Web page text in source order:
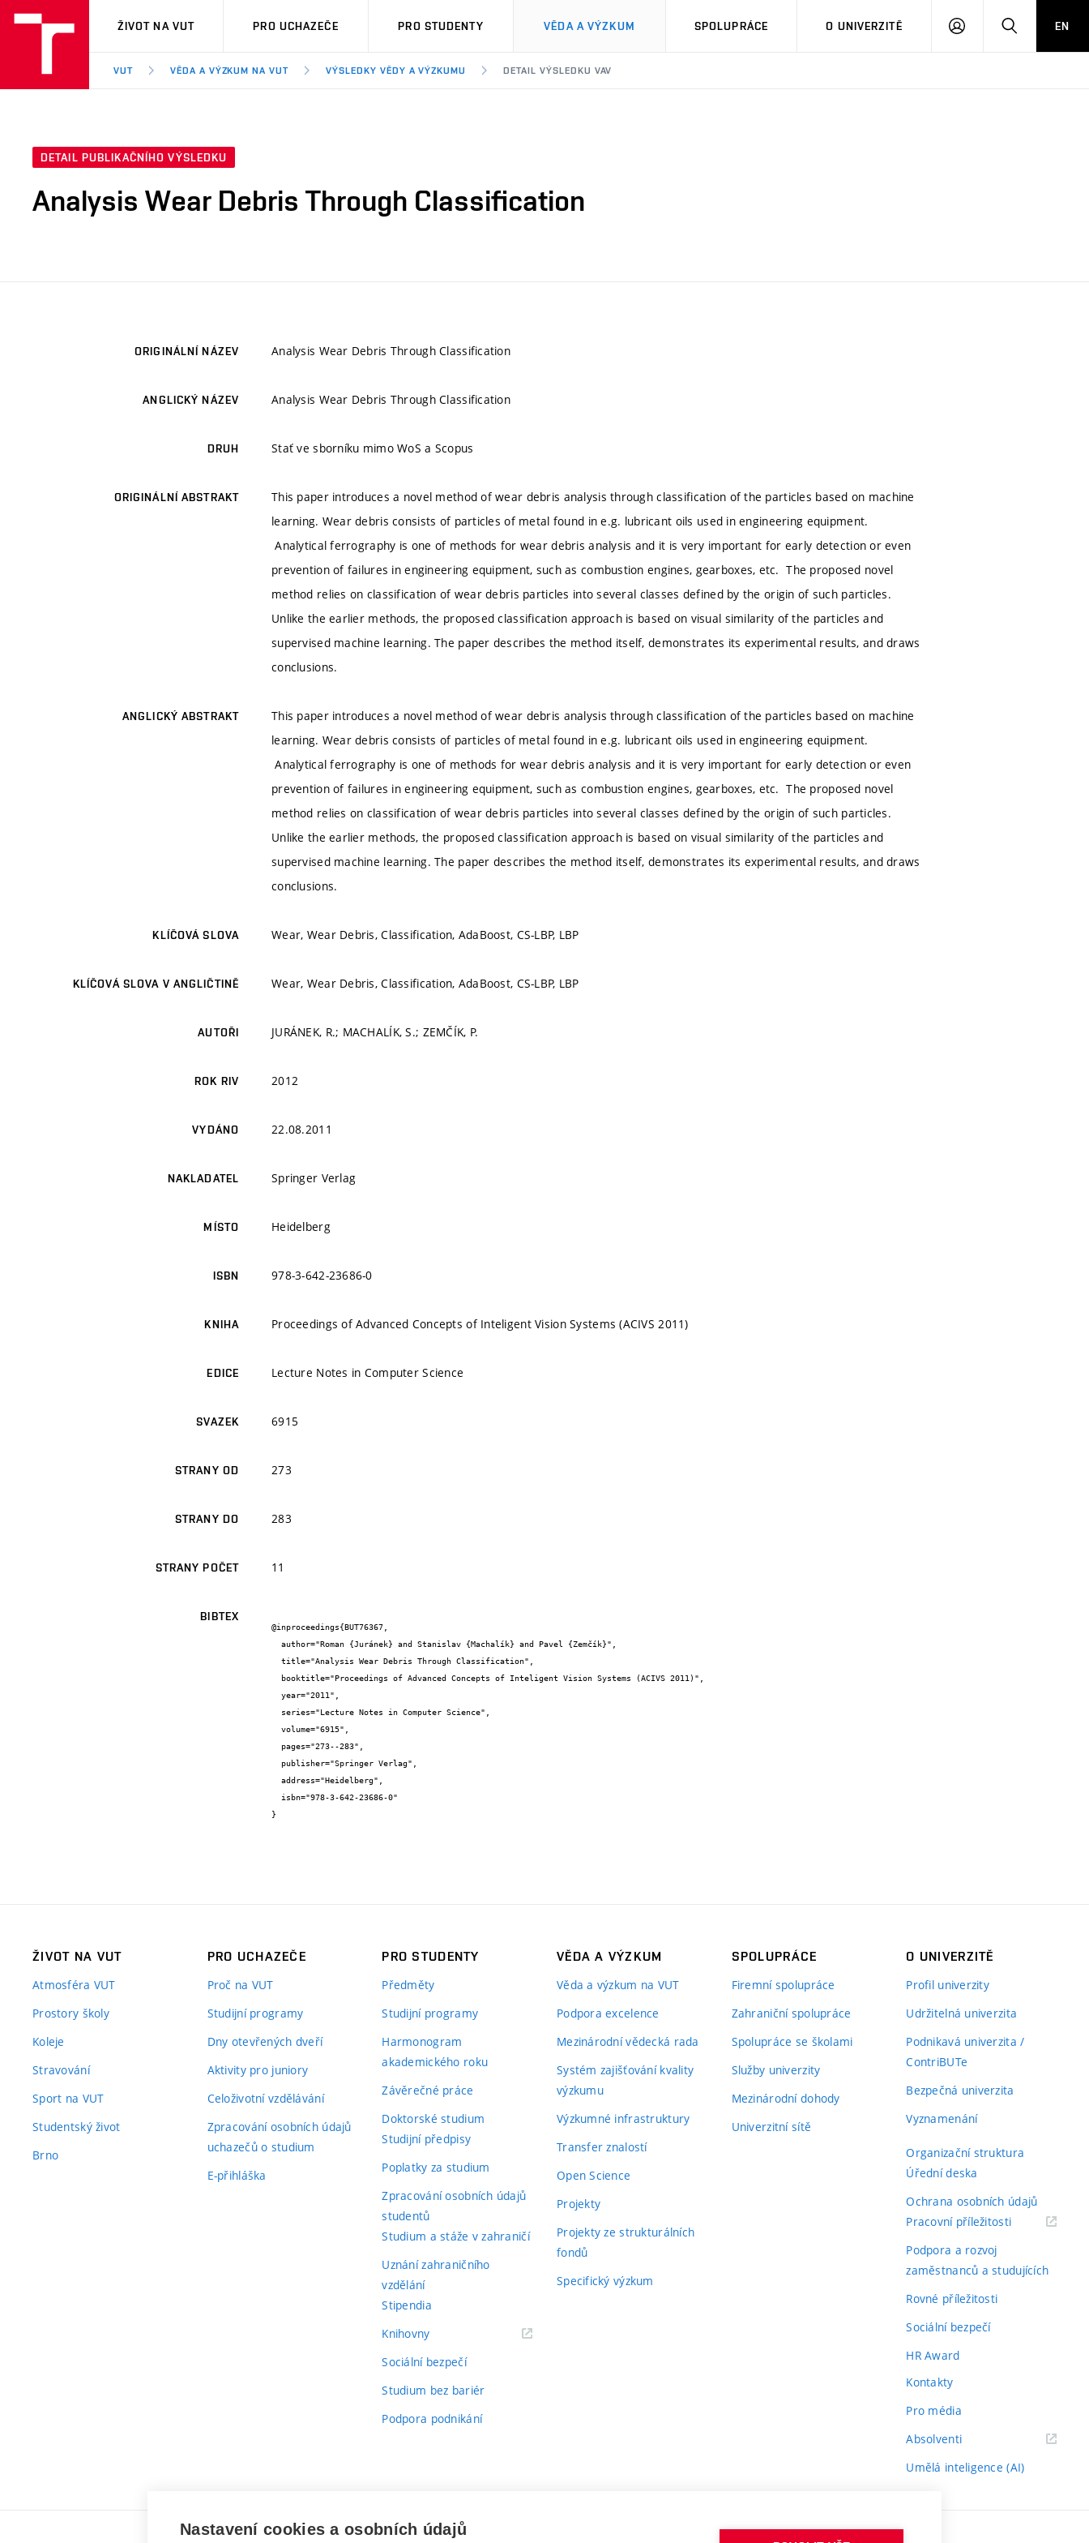
VUT
ŽIVOT NA VUT PRO UCHAZEČE PRO STUDENTY VĚDA A VÝZKUM SPOLUPRÁCE O UNIVERZITĚ
PŘIHLÁSIT HLEDATEN
VUT VĚDA A VÝZKUM NA VUT VÝSLEDKY VĚDY A VÝZKUMU DETAIL VÝSLEDKU VAV
DETAIL PUBLIKAČNÍHO VÝSLEDKU
Analysis Wear Debris Through Classification
ORIGINÁLNÍ NÁZEV Analysis Wear Debris Through Classification
ANGLICKÝ NÁZEV Analysis Wear Debris Through Classification
DRUH Stať ve sborníku mimo WoS a Scopus
ORIGINÁLNÍ ABSTRAKT
This paper introduces a novel method of wear debris analysis through classification of the particles based on machine
learning. Wear debris consists of particles of metal found in e.g. lubricant oils used in engineering equipment.
Analytical ferrography is one of methods for wear debris analysis and it is very important for early detection or even
prevention of failures in engineering equipment, such as combustion engines, gearboxes, etc. The proposed novel
method relies on classification of wear debris particles into several classes defined by the origin of such particles.
Unlike the earlier methods, the proposed classification approach is based on visual similarity of the particles and
supervised machine learning. The paper describes the method itself, demonstrates its experimental results, and draws
conclusions.
ANGLICKÝ ABSTRAKT
This paper introduces a novel method of wear debris analysis through classification of the particles based on machine
learning. Wear debris consists of particles of metal found in e.g. lubricant oils used in engineering equipment.
Analytical ferrography is one of methods for wear debris analysis and it is very important for early detection or even
prevention of failures in engineering equipment, such as combustion engines, gearboxes, etc. The proposed novel
method relies on classification of wear debris particles into several classes defined by the origin of such particles.
Unlike the earlier methods, the proposed classification approach is based on visual similarity of the particles and
supervised machine learning. The paper describes the method itself, demonstrates its experimental results, and draws
conclusions.
KLÍČOVÁ SLOVA Wear, Wear Debris, Classification, AdaBoost, CS-LBP, LBP
KLÍČOVÁ SLOVA V ANGLIČTINĚ Wear, Wear Debris, Classification, AdaBoost, CS-LBP, LBP
AUTOŘI JURÁNEK, R.; MACHALÍK, S.; ZEMČÍK, P.
ROK RIV 2012
VYDÁNO 22.08.2011
NAKLADATEL Springer Verlag
MÍSTO Heidelberg
ISBN 978-3-642-23686-0
KNIHA Proceedings of Advanced Concepts of Inteligent Vision Systems (ACIVS 2011)
EDICE Lecture Notes in Computer Science
SVAZEK 6915
STRANY OD 273
STRANY DO 283
STRANY POČET 11
BIBTEX
@inproceedings{BUT76367,
}
ŽIVOT NA VUT
Atmosféra VUT
Prostory školy
Koleje
Stravování
Sport na VUT
Studentský život
Brno
PRO UCHAZEČE
Proč na VUT
Studijní programy
Dny otevřených dveří
Aktivity pro juniory
Celoživotní vzdělávání
Zpracování osobních údajů
uchazečů o studium
E-přihláška
PRO STUDENTY
Předměty
Studijní programy
Harmonogram
akademického roku
Závěrečné práce
Doktorské studium
Studijní předpisy
Poplatky za studium
Zpracování osobních údajů
studentů
Studium a stáže v zahraničí
Uznání zahraničního
vzdělání
Stipendia
Knihovny(externí
Sociální bezpečí
Studium bez bariér
Podpora podnikání
VĚDA A VÝZKUM
Věda a výzkum na VUT
Podpora excelence
Mezinárodní vědecká rada
Systém zajišťování kvality
výzkumu
Výzkumné infrastruktury
Transfer znalostí
Open Science
Projekty
Projekty ze strukturálních
fondů
Specifický výzkum
SPOLUPRÁCE
Firemní spolupráce
Zahraniční spolupráce
Spolupráce se školami
Služby univerzity
Mezinárodní dohody
Univerzitní sítě
O UNIVERZITĚ
Profil univerzity
Udržitelná univerzita
Podnikavá univerzita /
ContriBUTe
Bezpečná univerzita
Vyznamenání
Organizační struktura
Úřední deska
Ochrana osobních údajů
Pracovní příležitosti(externí
Podpora a rozvoj
zaměstnanců a studujících
Rovné příležitosti
Sociální bezpečí
HR Award
Kontakty
Pro média
Absolventi(externí
Umělá inteligence (AI)
Nastavení cookies a osobních údajů